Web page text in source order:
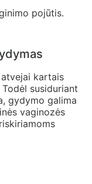
pojūtis.
kartais
susiduriant
gydymo galima
vaginozės